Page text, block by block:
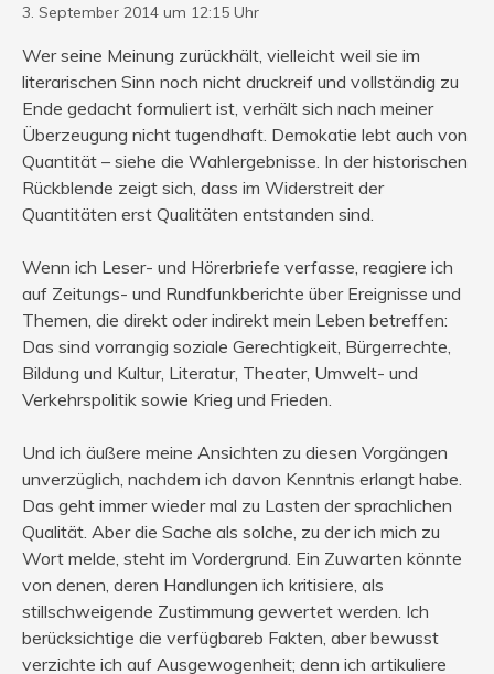
3. September 2014 um 12:15 Uhr
Wer seine Meinung zurückhält, vielleicht weil sie im
literarischen Sinn noch nicht druckreif und vollständig zu
Ende gedacht formuliert ist, verhält sich nach meiner
Überzeugung nicht tugendhaft. Demokatie lebt auch von
Quantität – siehe die Wahlergebnisse. In der historischen
Rückblende zeigt sich, dass im Widerstreit der
Quantitäten erst Qualitäten entstanden sind.
Wenn ich Leser- und Hörerbriefe verfasse, reagiere ich
auf Zeitungs- und Rundfunkberichte über Ereignisse und
Themen, die direkt oder indirekt mein Leben betreffen:
Das sind vorrangig soziale Gerechtigkeit, Bürgerrechte,
Bildung und Kultur, Literatur, Theater, Umwelt- und
Verkehrspolitik sowie Krieg und Frieden.
Und ich äußere meine Ansichten zu diesen Vorgängen
unverzüglich, nachdem ich davon Kenntnis erlangt habe.
Das geht immer wieder mal zu Lasten der sprachlichen
Qualität. Aber die Sache als solche, zu der ich mich zu
Wort melde, steht im Vordergrund. Ein Zuwarten könnte
von denen, deren Handlungen ich kritisiere, als
stillschweigende Zustimmung gewertet werden. Ich
berücksichtige die verfügbareb Fakten, aber bewusst
verzichte ich auf Ausgewogenheit; denn ich artikuliere